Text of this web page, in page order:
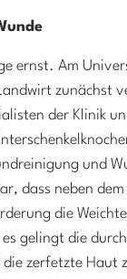
ernst. Am
zunächst
der Klinik
und
dass neben
die
gelingt die
die zerfetzte Haut